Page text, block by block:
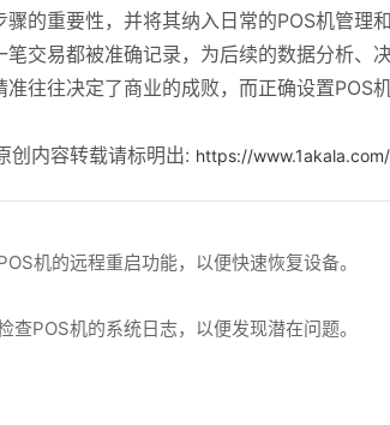
骤的重要性，并将其纳入日常的POS机管理
笔交易都被准确记录，为后续的数据分析、
往往决定了商业的成败，而正确设置POS
创内容转载请标明出: https://
机的远程重启功能，以便快速恢复设备。
查POS机的系统日志，以便发现潜在问题。